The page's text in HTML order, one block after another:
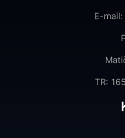
E-mail:
TR: